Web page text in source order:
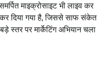
माइक्रोसाइट भी लाइव कर
दिया गया है, जिससे साफ संकेत
स्तर पर मार्केटिंग अभियान चला